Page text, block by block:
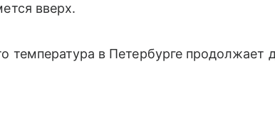
вверх.
температура в Петербурге продолжает